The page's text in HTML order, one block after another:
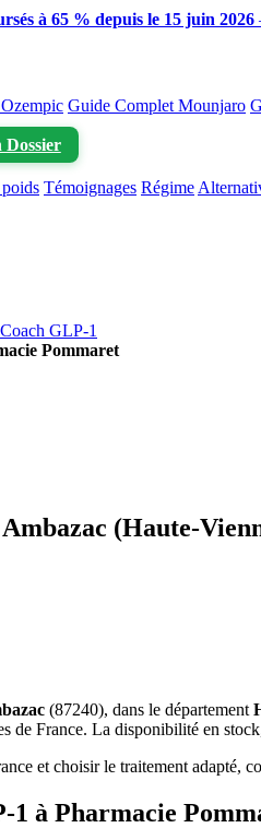
à 65 % depuis le 15 juin 2026
Guide Complet Mounjaro
Dossier
Témoignages Régime
GLP-1
Pommaret
(Haute-
(87240), dans le département
de France. La disponibilité en
et choisir le traitement adapté,
à Pharmacie